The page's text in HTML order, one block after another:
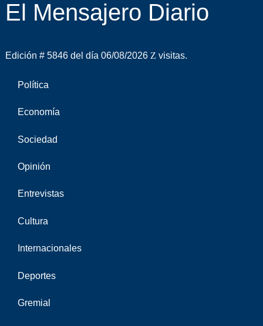
El Mensajero Diario
Edición # 5846 del día 06/08/2026 visitas.
Política
Economía
Sociedad
Opinión
Entrevistas
Cultura
Internacionales
Deportes
Gremial